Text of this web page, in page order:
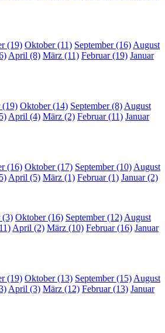
(19) Oktober (11) September (16) August
April (8) März (11) Februar (19) Januar
(19) Oktober (14) September (8) August
April (4) März (2) Februar (11) Januar
(16) Oktober (17) September (10) August
April (5) März (1) Februar (1) Januar (2)
(3) Oktober (16) September (12) August
April (2) März (10) Februar (16) Januar
(19) Oktober (13) September (15) August
April (3) März (12) Februar (13) Januar